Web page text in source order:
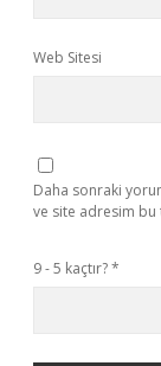
Web Sitesi
Daha sonraki
ve site adresim bu
9 - 5 kaçtır?*